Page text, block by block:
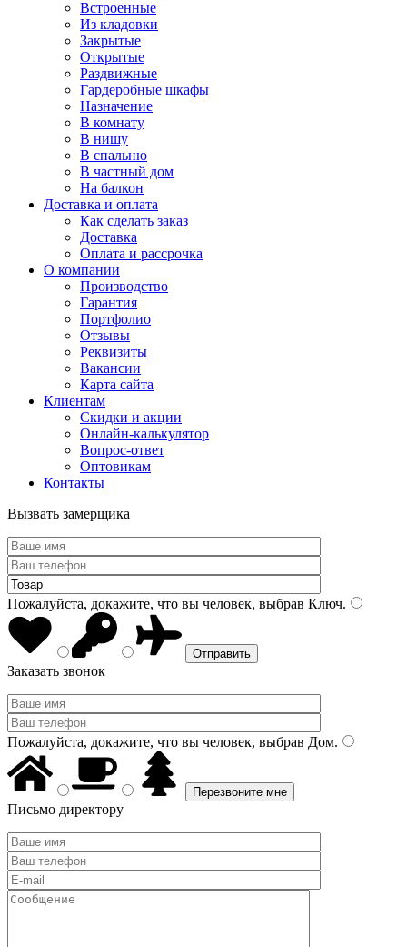
Встроенные
Из кладовки
Закрытые
Открытые
Раздвижные
Гардеробные шкафы
Назначение
В комнату
В нишу
В спальню
В частный дом
На балкон
Доставка и оплата
Как сделать заказ
Доставка
Оплата и рассрочка
О компании
Производство
Гарантия
Портфолио
Отзывы
Реквизиты
Вакансии
Карта сайта
Клиентам
Скидки и акции
Онлайн-калькулятор
Вопрос-ответ
Оптовикам
Контакты
Вызвать замерщика
Пожалуйста, докажите, что вы человек, выбрав Ключ.
Заказать звонок
Пожалуйста, докажите, что вы человек, выбрав Дом.
Письмо директору